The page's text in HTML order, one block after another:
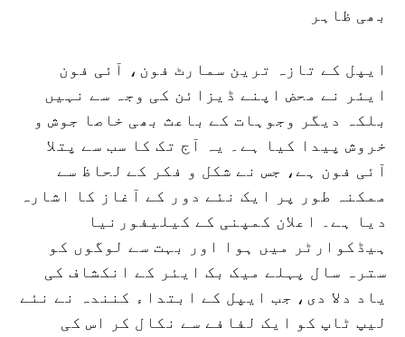
بھی ظاہر
ایپل کے تازہ ترین سمارٹ فون، آئی فون
ایئر نے محض اپنے ڈیزائن کی وجہ سے نہیں
بلکہ دیگر وجوہات کے باعث بھی خاصا جوش و
خروش پیدا کیا ہے۔ یہ آج تک کا سب سے پتلا
آئی فون ہے، جس نے شکل و فکر کے لحاظ سے
ممکنہ طور پر ایک نئے دور کے آغاز کا اشارہ
دیا ہے۔ اعلان کمپنی کے کیلیفورنیا
ہیڈکوارٹر میں ہوا اور بہت سے لوگوں کو
سترہ سال پہلے میک بک ایئر کے انکشاف کی
یاد دلا دی، جب ایپل کے ابتداء کنندہ نے نئے
لیپ ٹاپ کو ایک لفافے سے نکال کر اس کی